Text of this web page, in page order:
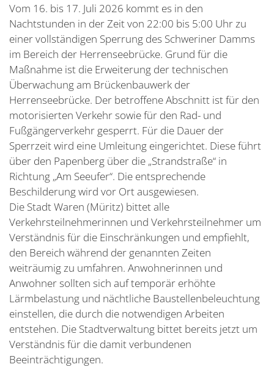
Vom 16. bis 17. Juli 2026 kommt es in den
Nachtstunden in der Zeit von 22:00 bis 5:00 Uhr zu
einer vollständigen Sperrung des Schweriner Damms
im Bereich der Herrenseebrücke. Grund für die
Maßnahme ist die Erweiterung der technischen
Überwachung am Brückenbauwerk der
Herrenseebrücke. Der betroffene Abschnitt ist für den
motorisierten Verkehr sowie für den Rad- und
Fußgängerverkehr gesperrt. Für die Dauer der
Sperrzeit wird eine Umleitung eingerichtet. Diese führt
über den Papenberg über die „Strandstraße“ in
Richtung „Am Seeufer“. Die entsprechende
Beschilderung wird vor Ort ausgewiesen.
Die Stadt Waren (Müritz) bittet alle
Verkehrsteilnehmerinnen und Verkehrsteilnehmer um
Verständnis für die Einschränkungen und empfiehlt,
den Bereich während der genannten Zeiten
weiträumig zu umfahren. Anwohnerinnen und
Anwohner sollten sich auf temporär erhöhte
Lärmbelastung und nächtliche Baustellenbeleuchtung
einstellen, die durch die notwendigen Arbeiten
entstehen. Die Stadtverwaltung bittet bereits jetzt um
Verständnis für die damit verbundenen
Beeinträchtigungen.